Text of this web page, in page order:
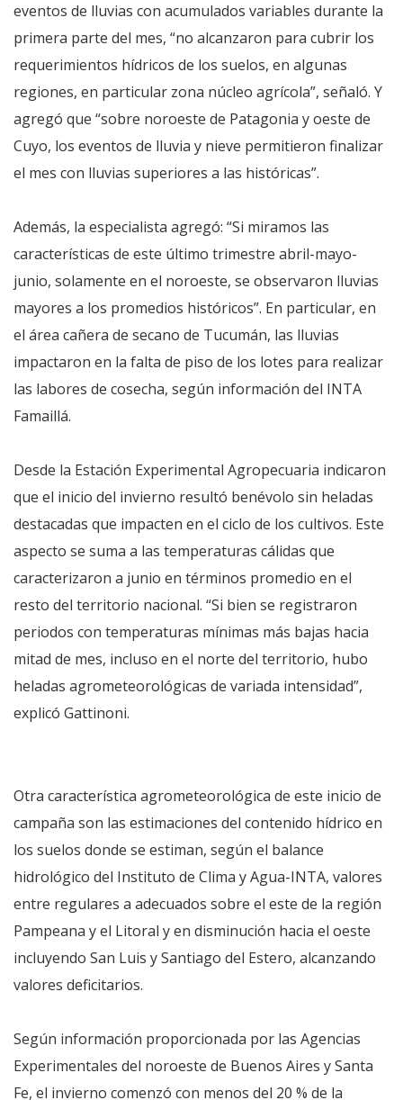
eventos de lluvias con acumulados variables durante la
primera parte del mes, “no alcanzaron para cubrir los
requerimientos hídricos de los suelos, en algunas
regiones, en particular zona núcleo agrícola”, señaló. Y
agregó que “sobre noroeste de Patagonia y oeste de
Cuyo, los eventos de lluvia y nieve permitieron finalizar
el mes con lluvias superiores a las históricas”.
Además, la especialista agregó: “Si miramos las
características de este último trimestre abril-mayo-
junio, solamente en el noroeste, se observaron lluvias
mayores a los promedios históricos”. En particular, en
el área cañera de secano de Tucumán, las lluvias
impactaron en la falta de piso de los lotes para realizar
las labores de cosecha, según información del INTA
Famaillá.
Desde la Estación Experimental Agropecuaria indicaron
que el inicio del invierno resultó benévolo sin heladas
destacadas que impacten en el ciclo de los cultivos. Este
aspecto se suma a las temperaturas cálidas que
caracterizaron a junio en términos promedio en el
resto del territorio nacional. “Si bien se registraron
periodos con temperaturas mínimas más bajas hacia
mitad de mes, incluso en el norte del territorio, hubo
heladas agrometeorológicas de variada intensidad”,
explicó Gattinoni.
Otra característica agrometeorológica de este inicio de
campaña son las estimaciones del contenido hídrico en
los suelos donde se estiman, según el balance
hidrológico del Instituto de Clima y Agua-INTA, valores
entre regulares a adecuados sobre el este de la región
Pampeana y el Litoral y en disminución hacia el oeste
incluyendo San Luis y Santiago del Estero, alcanzando
valores deficitarios.
Según información proporcionada por las Agencias
Experimentales del noroeste de Buenos Aires y Santa
Fe, el invierno comenzó con menos del 20 % de la